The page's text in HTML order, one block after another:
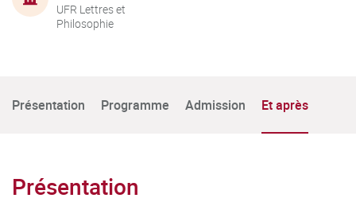
UFR Lettres et
Philosophie
Présentation Programme Admission Et après
Présentation